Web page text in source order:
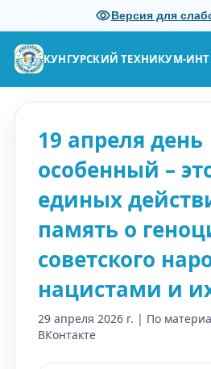
Версия для
КУНГУРСКИЙ ТЕХНИКУМ-
19 апреля день
особенный –
единых
память о
советского
нацистами и
29 апреля 2026 г. | По
ВКонтакте